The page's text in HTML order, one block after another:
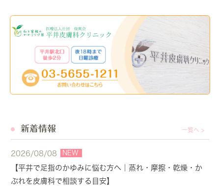
新着情報 一覧へ >
2026/08/08 NEW
【平井で足指のかゆみに悩む方へ｜蒸れ・摩擦・乾燥・か
ぶれを皮膚科で相談する目安】